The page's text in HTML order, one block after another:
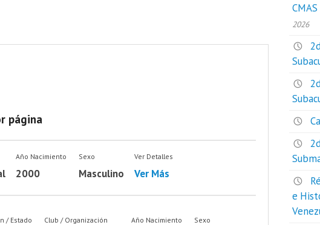
página
Año Nacimiento
2000
Sexo
Masculino
Ver Detalles
Ver Más
/ Estado Club / Organización Año Nacimiento Sexo
2026
e